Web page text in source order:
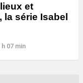
et
la série Isabel
07 min